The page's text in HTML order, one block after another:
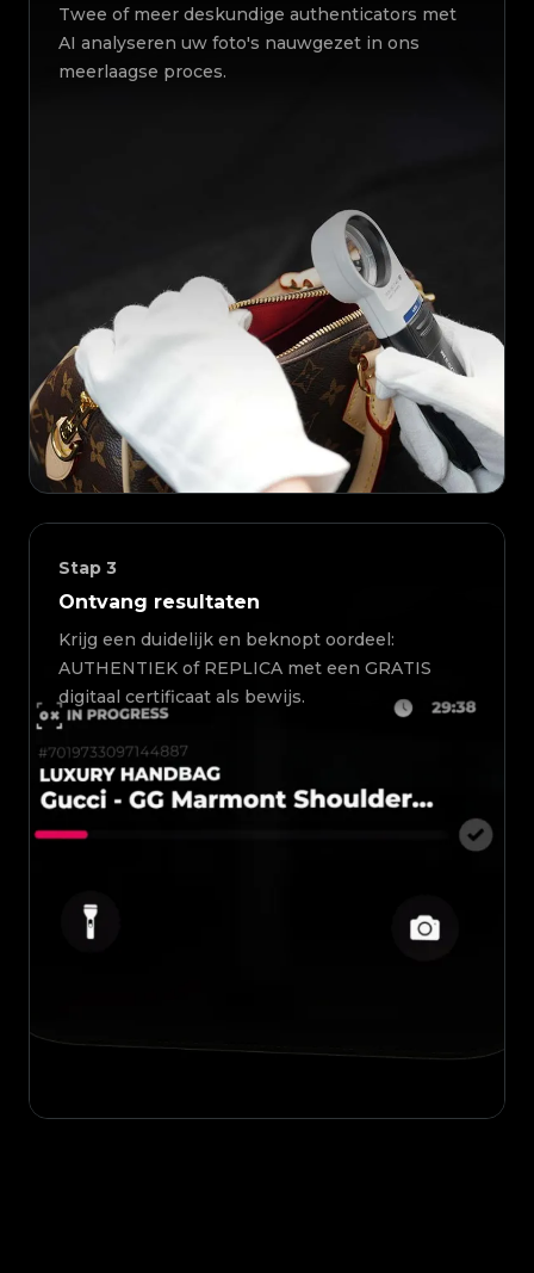
Twee of meer deskundige authenticators met
AI analyseren uw foto's nauwgezet in ons
meerlaagse proces.
Stap 3
Ontvang resultaten
Krijg een duidelijk en beknopt oordeel:
AUTHENTIEK of REPLICA met een GRATIS
digitaal certificaat als bewijs.